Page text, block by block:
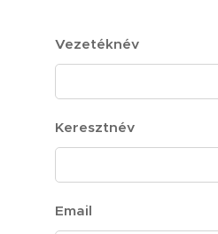
Vezetéknév
Keresztnév
Email